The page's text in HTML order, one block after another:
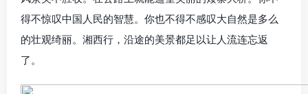
得不惊叹中国人民的智慧。你也不得不感叹大自然是多么
的壮观绮丽。湘西行，沿途的美景都足以让人流连忘返
了。